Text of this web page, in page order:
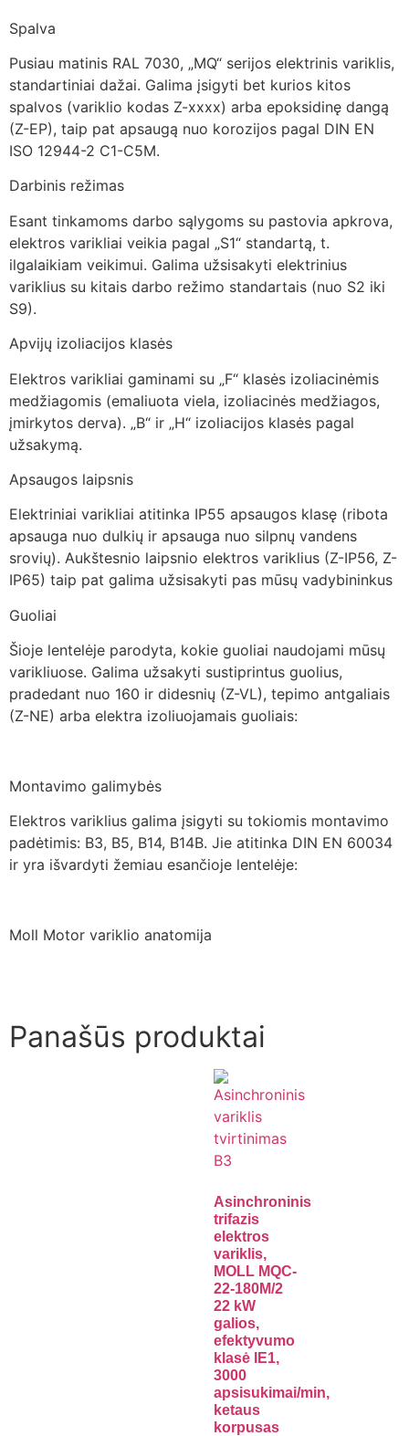
Spalva
Pusiau matinis RAL 7030, „MQ“ serijos elektrinis variklis,
standartiniai dažai. Galima įsigyti bet kurios kitos
spalvos (variklio kodas Z-xxxx) arba epoksidinę dangą
(Z-EP), taip pat apsaugą nuo korozijos pagal DIN EN
ISO 12944-2 C1-C5M.
Darbinis režimas
Esant tinkamoms darbo sąlygoms su pastovia apkrova,
elektros varikliai veikia pagal „S1“ standartą, t.
ilgalaikiam veikimui. Galima užsisakyti elektrinius
variklius su kitais darbo režimo standartais (nuo S2 iki
S9).
Apvijų izoliacijos klasės
Elektros varikliai gaminami su „F“ klasės izoliacinėmis
medžiagomis (emaliuota viela, izoliacinės medžiagos,
įmirkytos derva). „B“ ir „H“ izoliacijos klasės pagal
užsakymą.
Apsaugos laipsnis
Elektriniai varikliai atitinka IP55 apsaugos klasę (ribota
apsauga nuo dulkių ir apsauga nuo silpnų vandens
srovių). Aukštesnio laipsnio elektros variklius (Z-IP56, Z-
IP65) taip pat galima užsisakyti pas mūsų vadybininkus
Guoliai
Šioje lentelėje parodyta, kokie guoliai naudojami mūsų
varikliuose. Galima užsakyti sustiprintus guolius,
pradedant nuo 160 ir didesnių (Z-VL), tepimo antgaliais
(Z-NE) arba elektra izoliuojamais guoliais:
Montavimo galimybės
Elektros variklius galima įsigyti su tokiomis montavimo
padėtimis: B3, B5, B14, B14B. Jie atitinka DIN EN 60034
ir yra išvardyti žemiau esančioje lentelėje:
Moll Motor variklio anatomija
Panašūs produktai
Asinchroninis
trifazis
elektros
variklis,
MOLL MQC-
22-180M/2
22 kW
galios,
efektyvumo
klasė IE1,
3000
apsisukimai/min,
ketaus
korpusas